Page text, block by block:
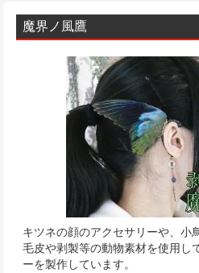
魔界ノ風鷹
キツネの顔のアクセサリーや、小
毛皮や剥製等の動物素材を使用し
ーを製作しています。